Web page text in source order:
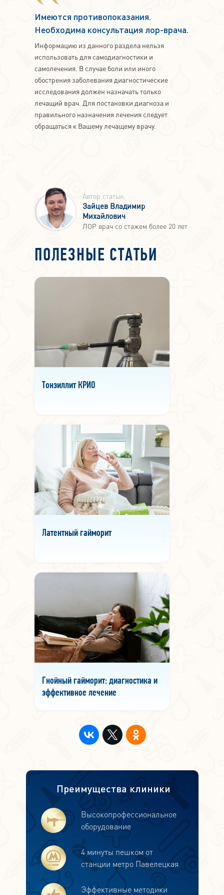
Имеются противопоказания.
Необходима консультация лор-врача.
Информацию из данного раздела нельзя
использовать для самодиагностики и
самолечения. В случае боли или иного
обострения заболевания диагностические
исследования должен назначать только
лечащий врач. Для постановки диагноза и
правильного назначения лечения следует
обращаться к Вашему лечащему врачу.
Автор статьи:
Зайцев Владимир
Михайлович
ЛОР врач со стажем более 20 лет
ПОЛЕЗНЫЕ СТАТЬИ
Тонзиллит КРИО
Латентный гайморит
Гнойный гайморит: диагностика и
эффективное лечение
Преимущества клиники
Высокопрофессиональное
оборудование
4 минуты пешком от
станции метро Павелецкая
Эффективные методики